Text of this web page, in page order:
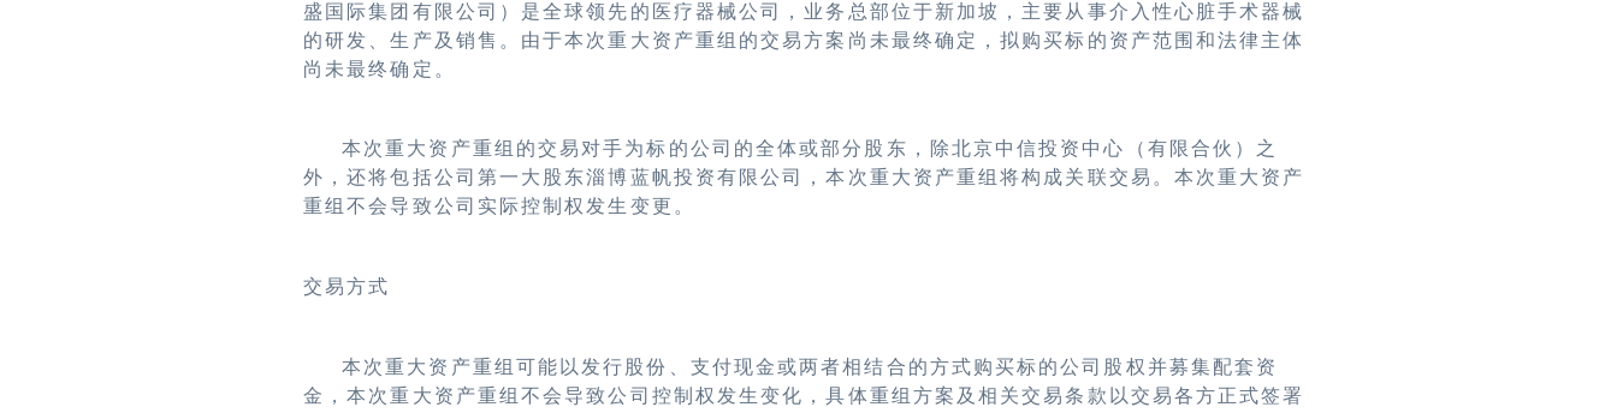
盛国际集团有限公司）是全球领先的医疗器械公司，业务总部位于新加坡，主要从事介入性心脏手术器械
的研发、生产及销售。由于本次重大资产重组的交易方案尚未最终确定，拟购买标的资产范围和法律主体
尚未最终确定。
本次重大资产重组的交易对手为标的公司的全体或部分股东，除北京中信投资中心（有限合伙）之
外，还将包括公司第一大股东淄博蓝帆投资有限公司，本次重大资产重组将构成关联交易。本次重大资产
重组不会导致公司实际控制权发生变更。
交易方式
本次重大资产重组可能以发行股份、支付现金或两者相结合的方式购买标的公司股权并募集配套资
金，本次重大资产重组不会导致公司控制权发生变化，具体重组方案及相关交易条款以交易各方正式签署